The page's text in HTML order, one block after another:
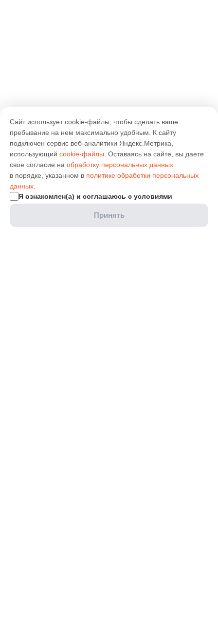
Сайт использует cookie-файлы, чтобы сделать ваше
пребывание на нем максимально удобным. К cайту
подключен сервис веб-аналитики Яндекс.Метрика,
использующий cookie-файлы . Оставаясь на сайте, вы даете
свое согласие на обработку персональных данных
в порядке, указанном в политике обработки персональных
данных
Я ознакомлен(а) и соглашаюсь с условиями
Принять